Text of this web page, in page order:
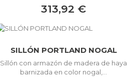
313,92 €
SILLÓN PORTLAND NOGAL
Sillón con armazón de madera de haya
barnizada en color nogal,...